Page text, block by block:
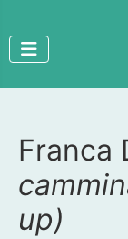
Dettagli
Franca
up)